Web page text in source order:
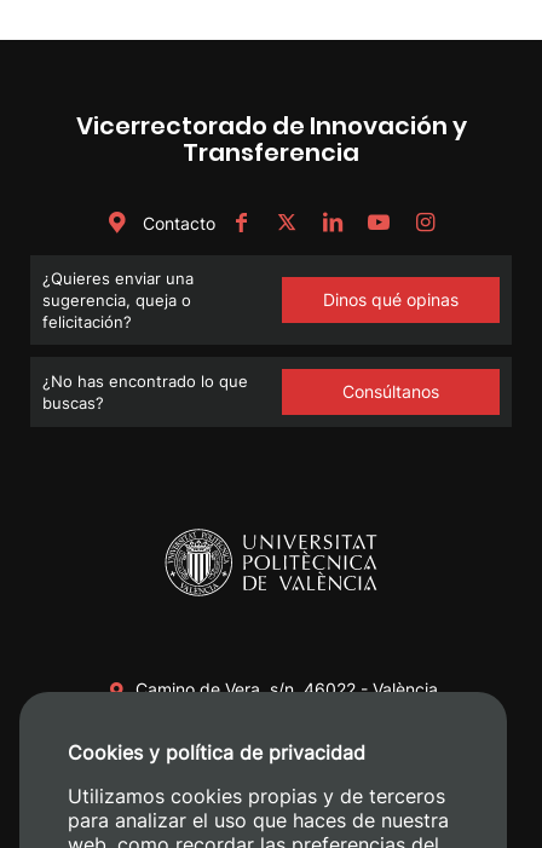
Vicerrectorado de Innovación y
Transferencia
Contacto
¿Quieres enviar una
sugerencia, queja o
felicitación?
Dinos qué opinas
¿No has encontrado lo que
buscas?
Consúltanos
Camino de Vera, s/n. 46022 - València
+34 620 04 00 50
Cookies y política de privacidad
Utilizamos cookies propias y de terceros
para analizar el uso que haces de nuestra